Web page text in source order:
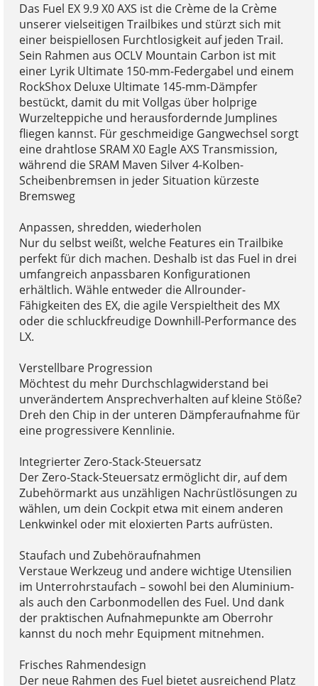
Das Fuel EX 9.9 X0 AXS ist die Crème de la Crème
unserer vielseitigen Trailbikes und stürzt sich mit
einer beispiellosen Furchtlosigkeit auf jeden Trail.
Sein Rahmen aus OCLV Mountain Carbon ist mit
einer Lyrik Ultimate 150-mm-Federgabel und einem
RockShox Deluxe Ultimate 145-mm-Dämpfer
bestückt, damit du mit Vollgas über holprige
Wurzelteppiche und herausfordernde Jumplines
fliegen kannst. Für geschmeidige Gangwechsel sorgt
eine drahtlose SRAM X0 Eagle AXS Transmission,
während die SRAM Maven Silver 4-Kolben-
Scheibenbremsen in jeder Situation kürzeste
Bremsweg
Anpassen, shredden, wiederholen
Nur du selbst weißt, welche Features ein Trailbike
perfekt für dich machen. Deshalb ist das Fuel in drei
umfangreich anpassbaren Konfigurationen
erhältlich. Wähle entweder die Allrounder-
Fähigkeiten des EX, die agile Verspieltheit des MX
oder die schluckfreudige Downhill-Performance des
LX.
Verstellbare Progression
Möchtest du mehr Durchschlagwiderstand bei
unverändertem Ansprechverhalten auf kleine Stöße?
Dreh den Chip in der unteren Dämpferaufnahme für
eine progressivere Kennlinie.
Integrierter Zero-Stack-Steuersatz
Der Zero-Stack-Steuersatz ermöglicht dir, auf dem
Zubehörmarkt aus unzähligen Nachrüstlösungen zu
wählen, um dein Cockpit etwa mit einem anderen
Lenkwinkel oder mit eloxierten Parts aufrüsten.
Staufach und Zubehöraufnahmen
Verstaue Werkzeug und andere wichtige Utensilien
im Unterrohrstaufach – sowohl bei den Aluminium-
als auch den Carbonmodellen des Fuel. Und dank
der praktischen Aufnahmepunkte am Oberrohr
kannst du noch mehr Equipment mitnehmen.
Frisches Rahmendesign
Der neue Rahmen des Fuel bietet ausreichend Platz